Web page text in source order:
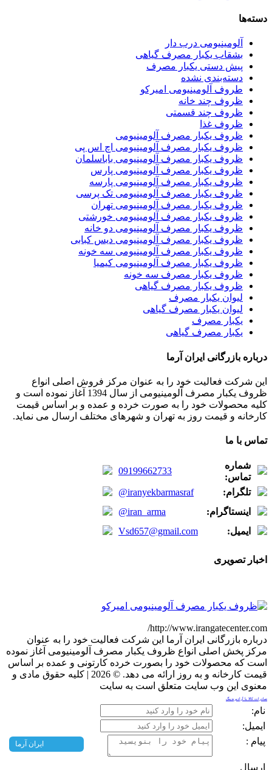
دسته‌ها
آلومینیومی درب دار
بشقاب یکبار مصرف گیاهی
پیش دستی یکبار مصرف
دسته‌بندی نشده
طروف آلومینیومی امیرکو
ظروف چند خانه
ظروف چند قسمتی
ظروف غذا
ظروف یکبار مصرف آلومینیومی
ظروف یکبار مصرف آلومینیومی اچ اس پی
ظروف یکبار مصرف آلومینیومی باباسلمان
ظروف یکبار مصرف آلومینیومی پارس
ظروف یکبار مصرف آلومینیومی پارسه
ظروف یکبار مصرف آلومینیومی تک پرسی
ظروف یکبار مصرف آلومینیومی تهران
ظروف یکبار مصرف آلومینیومی خورشتی
ظروف یکبار مصرف آلومینیومی دو خانه
ظروف یکبار مصرف آلومینیومی دیس کبابی
ظروف یکبار مصرف آلومینیومی سه خونه
ظروف یکبار مصرف آلومینیومی کیمیا
ظروف یکبار مصرف سه خونه
ظروف یکبار مصرف گیاهی
لیوان یکبار مصرف
لیوان یکبار مصرف گیاهی
یکبار مصرف
یکبار مصرف گیاهی
درباره بازرگانی ایران آرما
این شرکت فعالیت خود را به عنوان مرکز فروش اصلی انواع
ظروف یکبار مصرف آلومینیومی از سال 1394 آغاز نموده است و
کلیه محصولات خود را به صورت خرده و عمده و بر اساس قیمت
کارخانه و قیمت روز به تهران و شهرهای مختلف ارسال می نماید.
تماس با ما
شماره
تماس:
09199662733
تلگرام:
@iranyekbarmasraf
اینستاگرام:
@iran_arma
ایمیل:
Vsd657@gmail.com
اخبار تصویری
http://www.irangatecenter.com/
درباره بازرگانی ایران آرما این شرکت فعالیت خود را به عنوان
مرکز پخش اصلی انواع ظروف یکبار مصرف آلومینیومی آغاز نموده
است که محصولات خود را بصورت خرده کارتونی و عمده بر اساس
قیمت کارخانه و به روز ارائه می دهد. © 2026 | کلیه حقوق مادی و
معنوی این وب سایت متعلق است به سایت
صادرات کالا با آرادبرندینگ
نام:
ایمیل:
پیام :
ارسال
ایران آرما